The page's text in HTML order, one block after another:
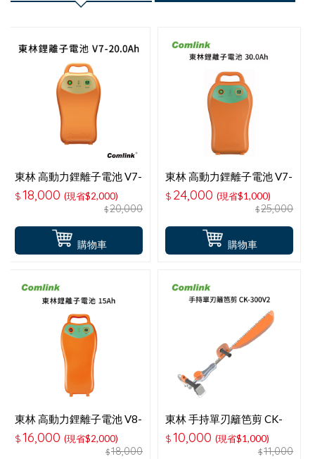
購物車
東林 高動力鋰離子電池 V7-
20AH 電池
$18,000 (現省$2,000)
$20,000
購物車
東林 高動力鋰離子電池 V7-
30AH 電池
$ 24,000 (現省$1,000)
$25,000
東林 高動力鋰離子電池 V8-
15AH 電池
$16,000 (現省$2,000)
$18,000
東林 手持單刃籬笆剪 CK-
300V2
$10,000 (現省$1,000)
$11,000